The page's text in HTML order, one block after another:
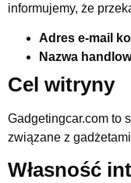
informujemy, że
Adres e-mail
Nazwa
Cel witryny
Gadgetingcar.com to
związane z
Własność